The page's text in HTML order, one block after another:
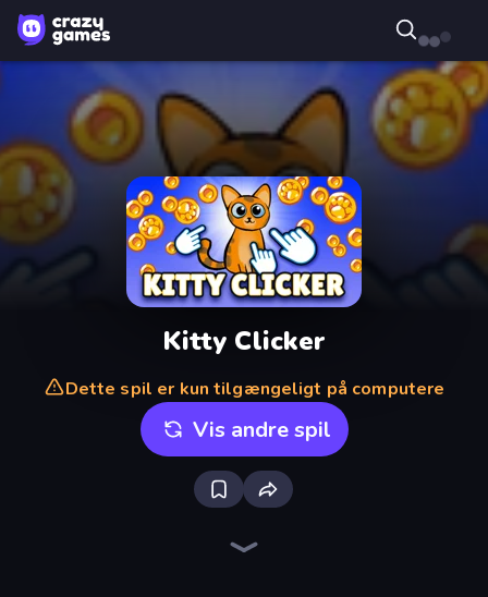
Kitty Clicker
Dette spil er kun tilgængeligt på computere
Vis andre spil